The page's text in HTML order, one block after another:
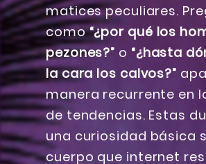
matices peculiares.
como“¿por qué los
pezones?” o “¿hasta
la cara los calvos?”
manera recurrente en
de tendencias. Estas
una curiosidad básica
cuerpo que internet